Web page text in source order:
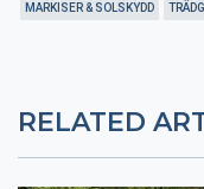
MARKISER & SOLSKYDD
RELATED